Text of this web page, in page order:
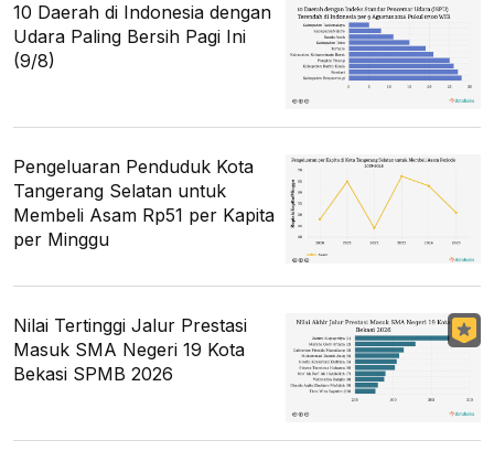
10 Daerah di Indonesia dengan
Udara Paling Bersih Pagi Ini
(9/8)
Pengeluaran Penduduk Kota
Tangerang Selatan untuk
Membeli Asam Rp51 per Kapita
per Minggu
Nilai Tertinggi Jalur Prestasi
Masuk SMA Negeri 19 Kota
Bekasi SPMB 2026